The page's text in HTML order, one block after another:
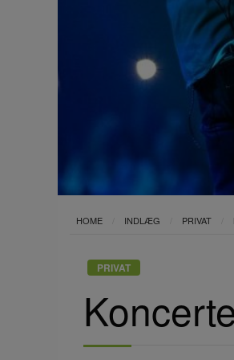
HOME INDLÆG PRIVAT
PRIVAT